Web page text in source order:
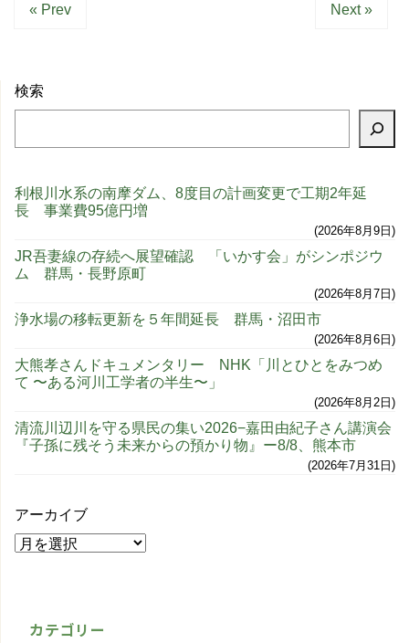
« Prev Next »
検索
利根川水系の南摩ダム、8度目の計画変更で工期2年延
長 事業費95億円増
2026年8月9日
JR吾妻線の存続へ展望確認 「いかす会」がシンポジウ
ム 群馬・長野原町
2026年8月7日
浄水場の移転更新を５年間延長 群馬・沼田市
2026年8月6日
大熊孝さんドキュメンタリー NHK「川とひとをみつめ
て 〜ある河川工学者の半生〜」
2026年8月2日
清流川辺川を守る県民の集い2026−嘉田由紀子さん講演会
『子孫に残そう未来からの預かり物』ー8/8、熊本市
2026年7月31日
アーカイブ
カテゴリー